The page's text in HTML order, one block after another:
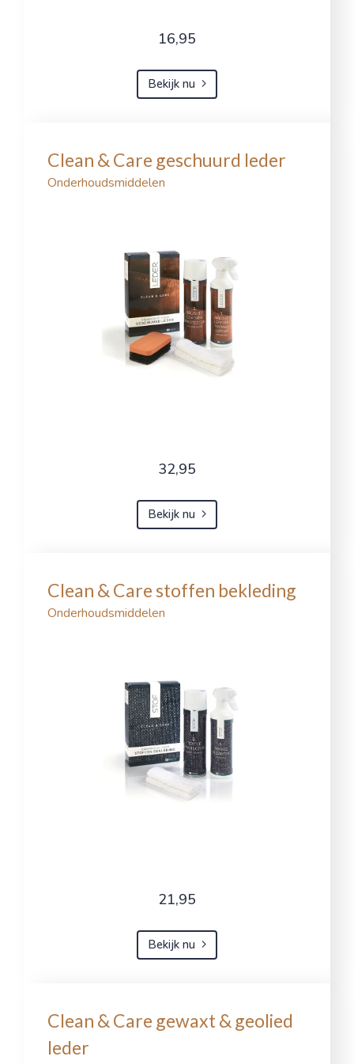
16,95
Bekijk nu
Clean & Care geschuurd leder
Onderhoudsmiddelen
32,95
Bekijk nu
Clean & Care stoffen bekleding
Onderhoudsmiddelen
21,95
Bekijk nu
Clean & Care gewaxt & geolied
leder